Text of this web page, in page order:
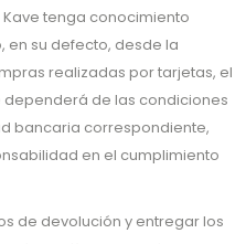
tenga conocimiento
en su defecto, desde la
realizadas por tarjetas, el
de las condiciones
bancaria correspondiente,
en el cumplimiento
de devolución y entregar los